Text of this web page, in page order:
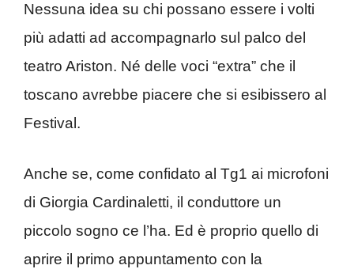
Nessuna idea su chi possano essere i volti
più adatti ad accompagnarlo sul palco del
teatro Ariston. Né delle voci “extra” che il
toscano avrebbe piacere che si esibissero al
Festival.
Anche se, come confidato al Tg1 ai microfoni
di Giorgia Cardinaletti, il conduttore un
piccolo sogno ce l’ha. Ed è proprio quello di
aprire il primo appuntamento con la